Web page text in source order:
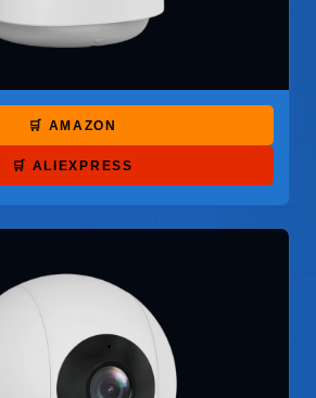
🛒 AMAZON
🛒 ALIEXPRESS